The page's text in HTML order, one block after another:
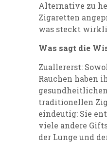
Alternative zu
Zigaretten
was steckt
Was sagt die
Zuallererst:
Rauchen haben
traditionellen
eindeutig: Sie
viele andere
der Lunge und